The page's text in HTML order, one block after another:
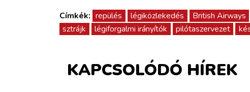
Címkék: repülés légiközlekedés British Airways
sztrájk
légiforgalmi irányítók pilótaszervezet
KAPCSOLÓDÓ HÍREK